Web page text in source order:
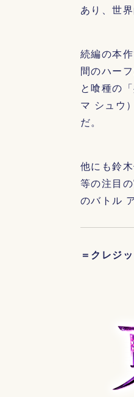
あり、世
続編の本
間のハー
と喰種の
マ シュウ
だ。
他にも鈴
等の注目
のバトル
＝クレジ